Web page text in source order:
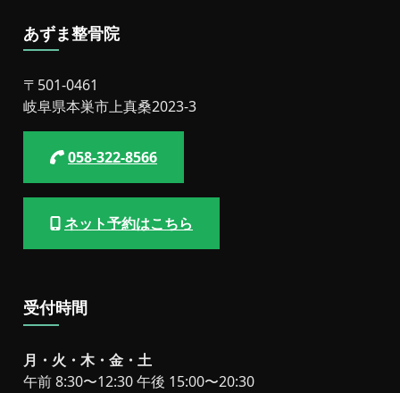
あずま整骨院
〒501-0461
岐阜県本巣市上真桑2023-3
058-322-8566
ネット予約はこちら
受付時間
月・火・木・金・土
午前 8:30〜12:30 午後 15:00〜20:30